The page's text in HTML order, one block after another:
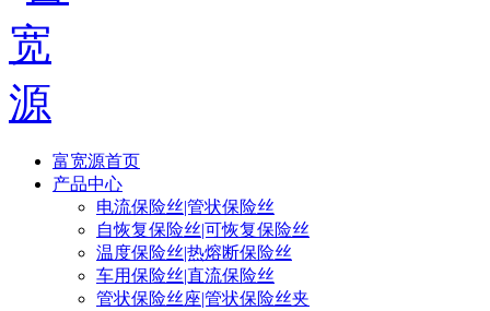
富宽源首页
产品中心
电流保险丝|管状保险丝
自恢复保险丝|可恢复保险丝
温度保险丝|热熔断保险丝
车用保险丝|直流保险丝
管状保险丝座|管状保险丝夹